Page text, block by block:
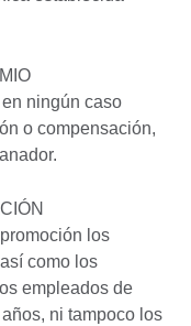
ningún caso
o compensación,
los
como los
empleados de
ni tampoco los